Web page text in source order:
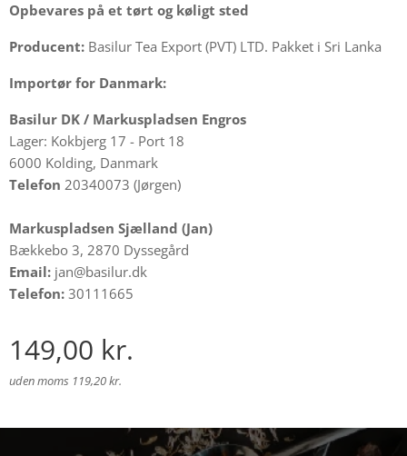
Opbevares på et tørt og køligt sted
Producent: Basilur Tea Export (PVT) LTD. Pakket i Sri Lanka
Importør for Danmark:
Basilur DK / Markuspladsen Engros
Lager: Kokbjerg 17 - Port 18
6000 Kolding, Danmark
Telefon 20340073 (Jørgen)
Markuspladsen Sjælland (Jan)
Bækkebo 3, 2870 Dyssegård
Email: jan@basilur.dk
Telefon: 30111665
149,00 kr.
uden moms 119,20 kr.